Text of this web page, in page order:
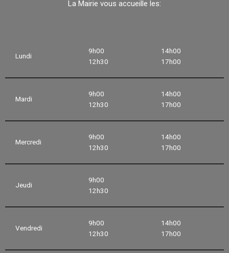
La Mairie vous accueille les:
Lundi
9h00
12h30
14h00
17h00
Mardi
9h00
12h30
14h00
17h00
Mercredi
9h00
12h30
14h00
17h00
Jeudi
9h00
12h30
Vendredi
9h00
12h30
14h00
17h00